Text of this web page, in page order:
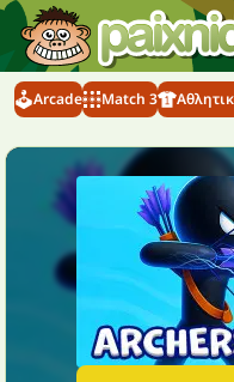
Arcade Match 3